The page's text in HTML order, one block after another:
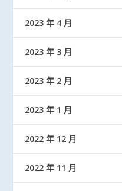
2023 年 4 月
2023 年 3 月
2023 年 2 月
2023 年 1 月
2022 年 12 月
2022 年 11 月